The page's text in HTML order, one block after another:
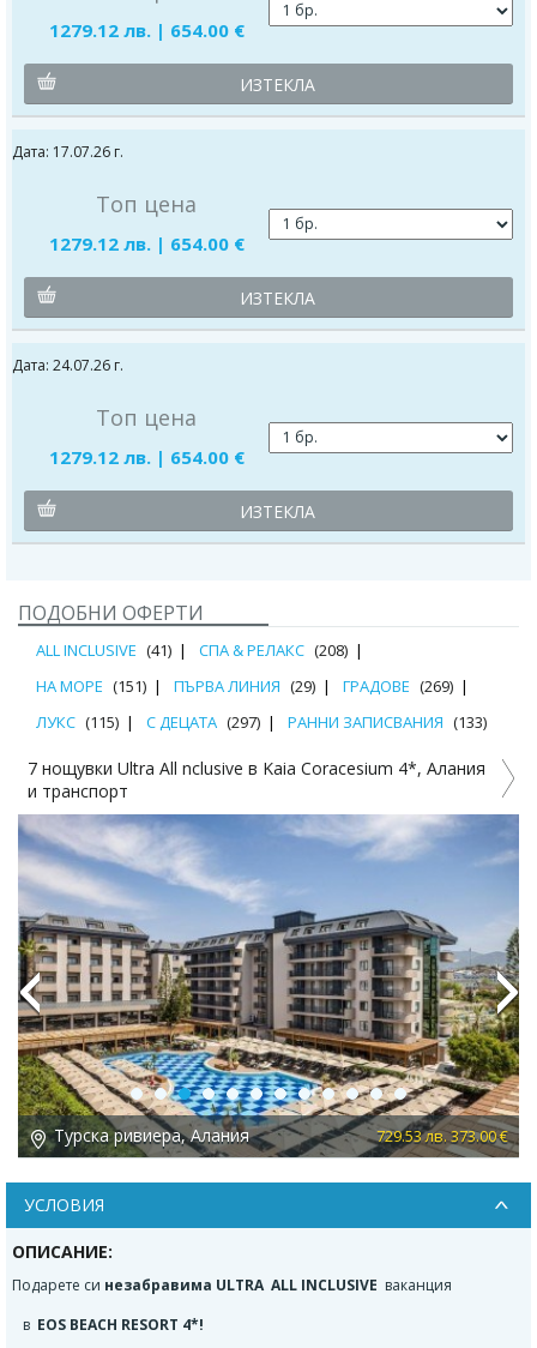
1279.12 лв. | 654.00 €
ИЗТЕКЛА
Дата: 17.07.26 г.
Топ цена
1279.12 лв. | 654.00 €
ИЗТЕКЛА
Дата: 24.07.26 г.
Топ цена
1279.12 лв. | 654.00 €
ИЗТЕКЛА
ПОДОБНИ ОФЕРТИ
ALL INCLUSIVE (41) СПА & РЕЛАКС (208)
НА МОРЕ (151) ПЪРВА ЛИНИЯ (29) ГРАДОВЕ (269)
ЛУКС (115) С ДЕЦАТА (297) РАННИ ЗАПИСВАНИЯ (133)
Лято 2026: 7 нощ., Ultra All Inclusive в Lonicera World 4* и
транспорт
Турска ривиера, Алания 870.35 лв. 445.00 €
Previous Next
УСЛОВИЯ
ОПИСАНИЕ:
Подарете си незабравима ULTRA ALL INCLUSIVE ваканция
в EOS BEACH RESORT 4*!